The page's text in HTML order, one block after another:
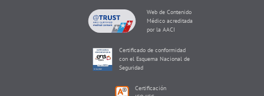
Web de Contenido
Médico acreditada
por la AACI
Certificado de conformidad
con el Esquema Nacional de
Seguridad
Certificación